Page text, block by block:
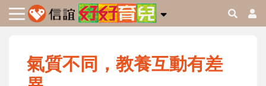
氣質不同，教養互動有差